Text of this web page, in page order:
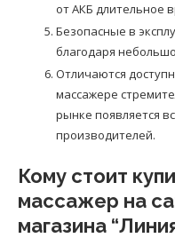
от АКБ длительное
Безопасные в
благодаря
Отличаются
массажере
рынке появляется
производителей.
Кому стоит
массажер на
магазина